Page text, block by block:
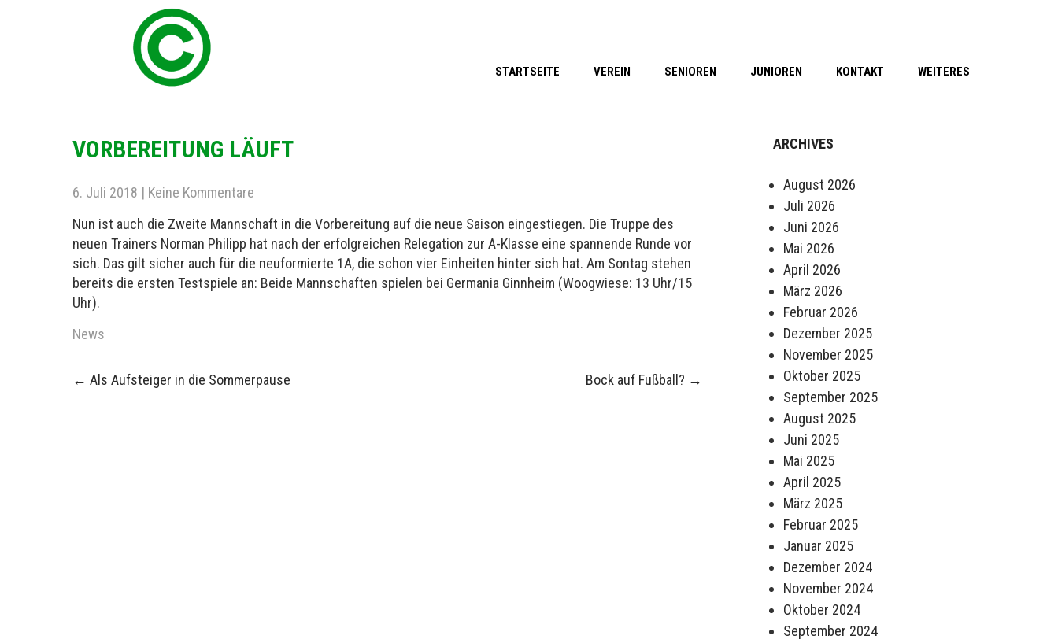
STARTSEITE VEREIN SENIOREN JUNIOREN KONTAKT WEITERES
VORBEREITUNG LÄUFT
6. Juli 2018 | Keine Kommentare
Nun ist auch die Zweite Mannschaft in die Vorbereitung auf die neue Saison eingestiegen. Die Truppe des
neuen Trainers Norman Philipp hat nach der erfolgreichen Relegation zur A-Klasse eine spannende Runde vor
sich. Das gilt sicher auch für die neuformierte 1A, die schon vier Einheiten hinter sich hat. Am Sontag stehen
bereits die ersten Testspiele an: Beide Mannschaften spielen bei Germania Ginnheim (Woogwiese: 13 Uhr/15
Uhr).
News
Post
← Als Aufsteiger in die Sommerpause Bock auf Fußball? →
ARCHIVES
August 2026
Juli 2026
Juni 2026
Mai 2026
April 2026
März 2026
Februar 2026
Dezember 2025
November 2025
Oktober 2025
September 2025
August 2025
Juni 2025
Mai 2025
April 2025
März 2025
Februar 2025
Januar 2025
Dezember 2024
November 2024
Oktober 2024
September 2024